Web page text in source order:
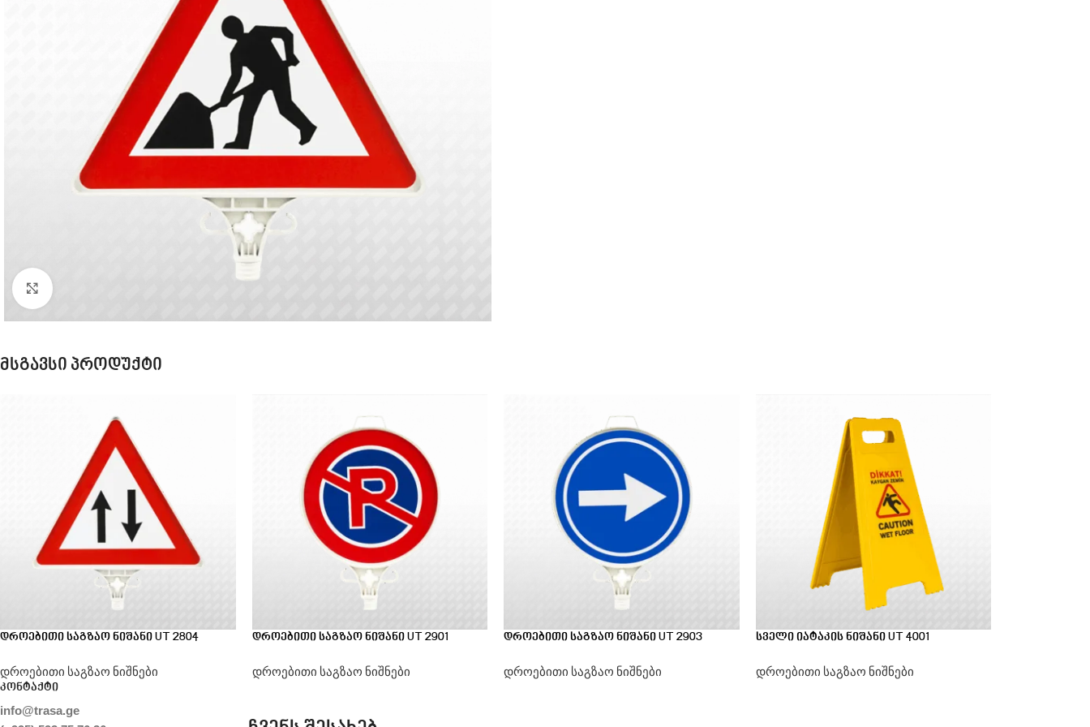
მსგავსი პროდუქტი
დროებითი საგზაო ნიშანი UT 2804
დროებითი საგზაო ნიშნები
დროებითი საგზაო ნიშანი UT 2901
დროებითი საგზაო ნიშნები
დროებითი საგზაო ნიშანი UT 2903
დროებითი საგზაო ნიშნები
სველი იატაკის ნიშანი UT 4001
დროებითი საგზაო ნიშნები
კონტაქტი
info@trasa.ge